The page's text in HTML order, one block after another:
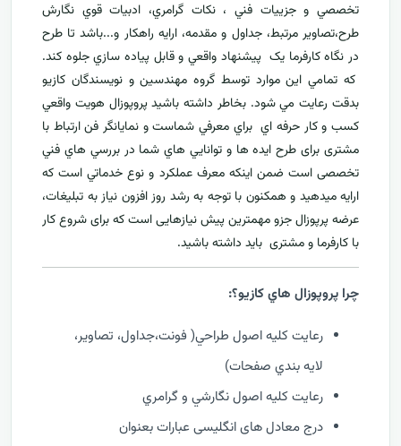
تخصصي و جزييات فني ، نکات گرامري، ادبيات قوي نگارش
طرح،تصاوير مرتبط، جداول و مقدمه، ارایه راهکار و...باشد تا طرح
در نگاه کارفرما يک پيشنهاد واقعي و قابل پياده سازي جلوه کند.
که تمامي اين موارد توسط گروه مهندسين و نويسندگان کازيو
بدقت رعايت مي شود. بخاطر داشته باشيد پروپوزال هويت واقعي
کسب و کار حرفه اي براي معرفيشماست و نمایانگر فن ارتباط با
مشتری برای طرح ايده ها و توانايي هاي شما در بررسي هاي فني
تخصصی است ضمن اینکه معرف عملکرد و نوع خدماتي است که
ارايه ميدهید و همکنون با توجه به رشد روز افزون نياز به تبليغات،
عرضه پرپوزال جزو مهمترين پیش نیازهایی است که برای شروع کار
با کارفرما و مشتری بايد داشته باشيد.
چرا پروپوزال هاي کازيو؟:
رعايت کليه اصول طراحي( فونت،جداول، تصاوير،
لايه بندي صفحات)
رعايت کليه اصول نگارشي و گرامري
درج معادل های انگلیسی عبارات بعنوان